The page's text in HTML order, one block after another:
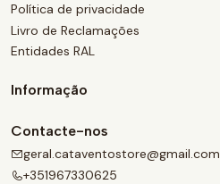
Política de privacidade
Livro de Reclamações
Entidades RAL
Informação
Contacte-nos
geral.cataventostore@gmail.com
+351967330625